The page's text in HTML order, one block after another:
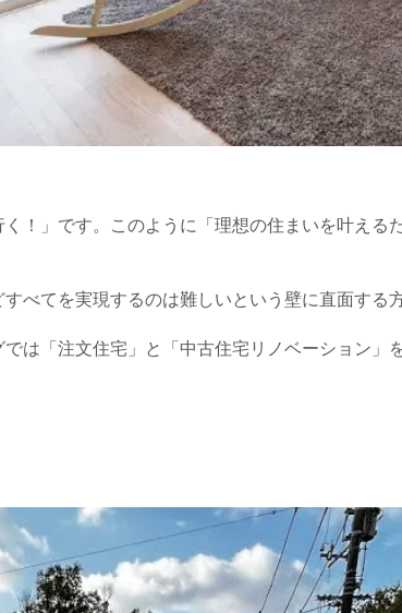
！」です。このように「理想の住まいを叶え
てを実現するのは難しいという壁に直面する
は「注文住宅」と「中古住宅リノベーション」